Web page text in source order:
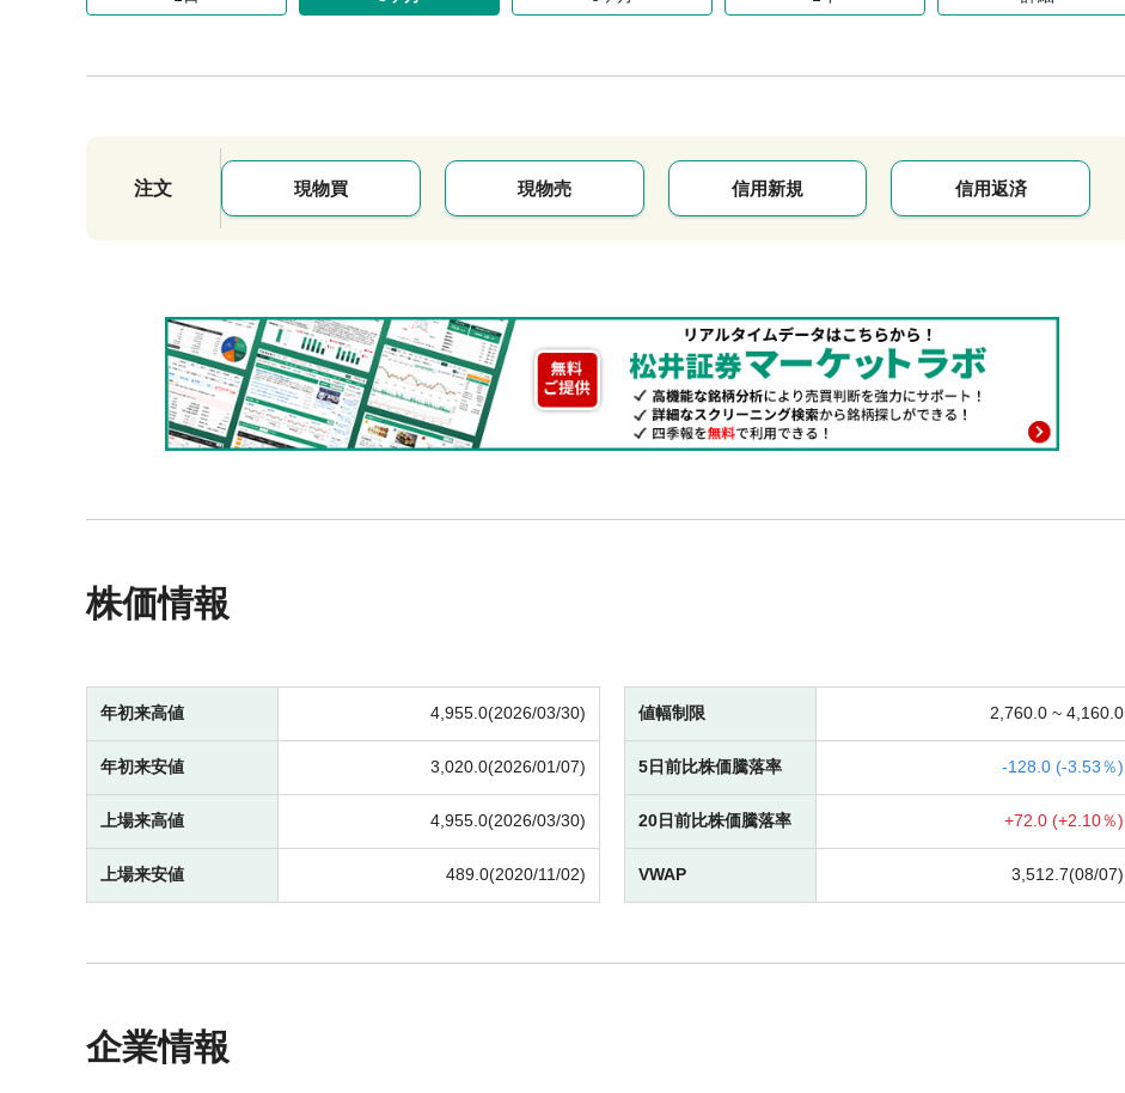
注文 現物買 現物売 信用新規 信用返済
株価情報
年初来高値 4,955.0(2026/03/30)
年初来安値 3,020.0(2026/01/07)
上場来高値 4,955.0(2026/03/30)
上場来安値 489.0(2020/11/02)
値幅制限 2,760.0 ~ 4,160.0
5日前比株価騰落率 -128.0 (-3.53％)
20日前比株価騰落率 +72.0 (+2.10％)
VWAP 3,512.7(08/07)
企業情報